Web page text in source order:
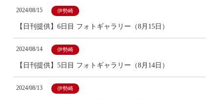
2024/08/15 伊勢崎
【日刊提供】6日目 フォトギャラリー（8月15日）
2024/08/14 伊勢崎
【日刊提供】5日目 フォトギャラリー（8月14日）
2024/08/13 伊勢崎